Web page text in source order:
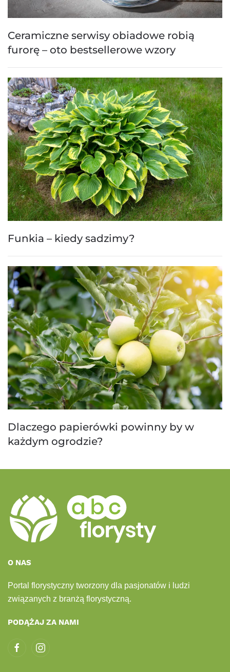
Ceramiczne serwisy obiadowe robią
furorę – oto bestsellerowe wzory
Funkia – kiedy sadzimy?
Dlaczego papierówki powinny by w
każdym ogrodzie?
O NAS
Portal florystyczny tworzony dla pasjonatów i ludzi
związanych z branżą florystyczną.
PODĄŻAJ ZA NAMI